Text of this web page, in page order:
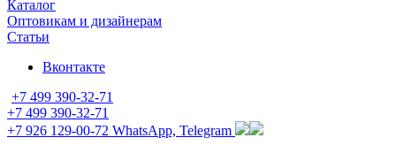
Каталог
Оптовикам и дизайнерам
Статьи
Вконтакте
+7 499 390-32-71
+7 499 390-32-71
+7 926 129-00-72 WhatsApp, Telegram